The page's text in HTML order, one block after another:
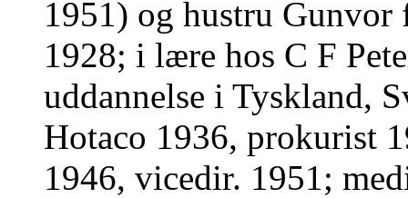
1951) og hustru Gunvor
1928; i lære hos C F
uddannelse i Tyskland,
Hotaco 1936, prokurist
1946, vicedir. 1951;